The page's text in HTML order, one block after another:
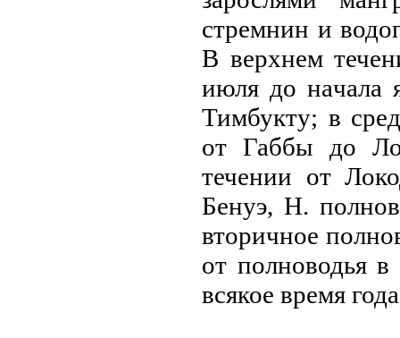
стремнин и
В верхнем
июля до нaчала
Тимбукту; в
от Габбы до
течении от
Бенуэ, Н.
вторичное
от полноводья
всякое время